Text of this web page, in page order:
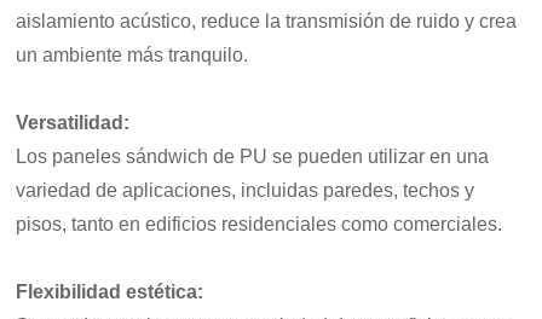
aislamiento acústico, reduce la transmisión de ruido y crea
un ambiente más tranquilo.
Versatilidad:
Los paneles sándwich de PU se pueden utilizar en una
variedad de aplicaciones, incluidas paredes, techos y
pisos, tanto en edificios residenciales como comerciales.
Flexibilidad estética: